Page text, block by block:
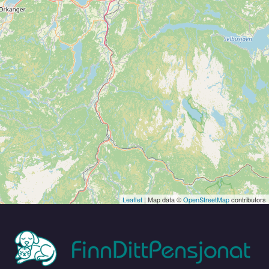
Leaflet | Map data ©OpenStreetMapcontributors